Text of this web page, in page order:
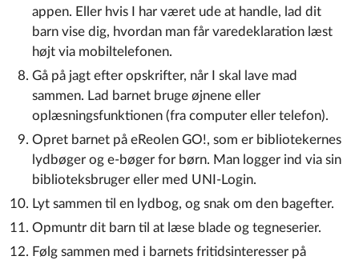
appen. Eller hvis I har været ude at handle, lad dit
barn vise dig, hvordan man får varedeklaration læst
højt via mobiltelefonen.
Gå på jagt efter opskrifter, når I skal lave mad
sammen. Lad barnet bruge øjnene eller
oplæsningsfunktionen (fra computer eller telefon).
Opret barnet på eReolen GO!, som er bibliotekernes
lydbøger og e-bøger for børn. Man logger ind via sin
biblioteksbruger eller med UNI-Login.
Lyt sammen til en lydbog, og snak om den bagefter.
Opmuntr dit barn til at læse blade og tegneserier.
Følg sammen med i barnets fritidsinteresser på